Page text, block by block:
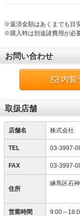
※返済金額はあくまでも目
※購入時は別途諸費用が必
お問い合わせ
内覧
取扱店舗
店舗名 株式会社
TEL 03-3997-
FAX 03-3997-
住所
練馬区石
営業時間 9:00～